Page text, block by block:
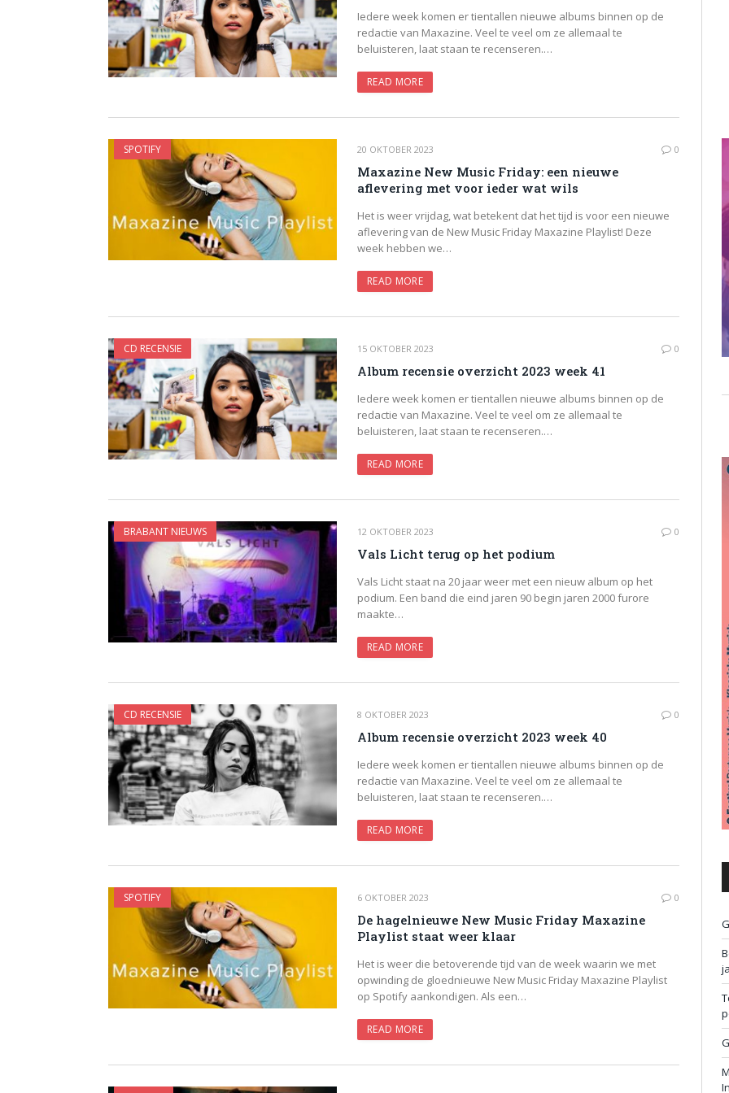
Iedere week komen er tientallen nieuwe albums binnen op de
redactie van Maxazine. Veel te veel om ze allemaal te
beluisteren, laat staan te recenseren.…
READ MORE
SPOTIFY 20 OKTOBER 2023 0
Maxazine New Music Friday: een nieuwe
aflevering met voor ieder wat wils
Het is weer vrijdag, wat betekent dat het tijd is voor een nieuwe
aflevering van de New Music Friday Maxazine Playlist! Deze
week hebben we…
READ MORE
CD RECENSIE 15 OKTOBER 2023 0
Album recensie overzicht 2023 week 41
Iedere week komen er tientallen nieuwe albums binnen op de
redactie van Maxazine. Veel te veel om ze allemaal te
beluisteren, laat staan te recenseren.…
READ MORE
BRABANT NIEUWS 12 OKTOBER 2023 0
Vals Licht terug op het podium
Vals Licht staat na 20 jaar weer met een nieuw album op het
podium. Een band die eind jaren 90 begin jaren 2000 furore
maakte…
READ MORE
CD RECENSIE 8 OKTOBER 2023 0
Album recensie overzicht 2023 week 40
Iedere week komen er tientallen nieuwe albums binnen op de
redactie van Maxazine. Veel te veel om ze allemaal te
beluisteren, laat staan te recenseren.…
READ MORE
SPOTIFY 6 OKTOBER 2023 0
De hagelnieuwe New Music Friday Maxazine
Playlist staat weer klaar
Het is weer die betoverende tijd van de week waarin we met
opwinding de gloednieuwe New Music Friday Maxazine Playlist
op Spotify aankondigen. Als een…
READ MORE